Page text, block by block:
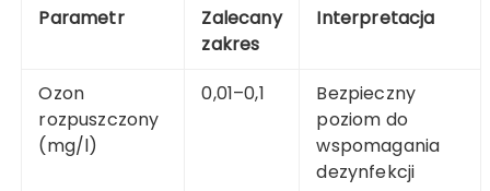
Parametr
Zalecany
zakres
Interpretacja
Ozon
rozpuszczony
(mg/l)
0,01–0,1
Bezpieczny
poziom do
wspomagania
dezynfekcji